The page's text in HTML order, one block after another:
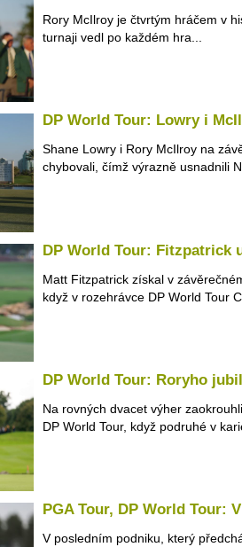
Rory McIlroy je čtvrtým hráčem v
turnaji vedl po každém hra...
DP World Tour: Lowry i
Shane Lowry i Rory McIlroy na
chybovali, čímž výrazně usnadnili
DP World Tour: Fitzpatrick
Matt Fitzpatrick získal v
když v rozehrávce DP World Tour
DP World Tour: Roryho
Na rovných dvacet výher
DP World Tour, když podruhé v
PGA Tour, DP World Tour:
V posledním podniku, který